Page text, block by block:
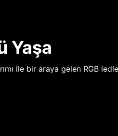
Yaşa
ile bir araya gelen RGB